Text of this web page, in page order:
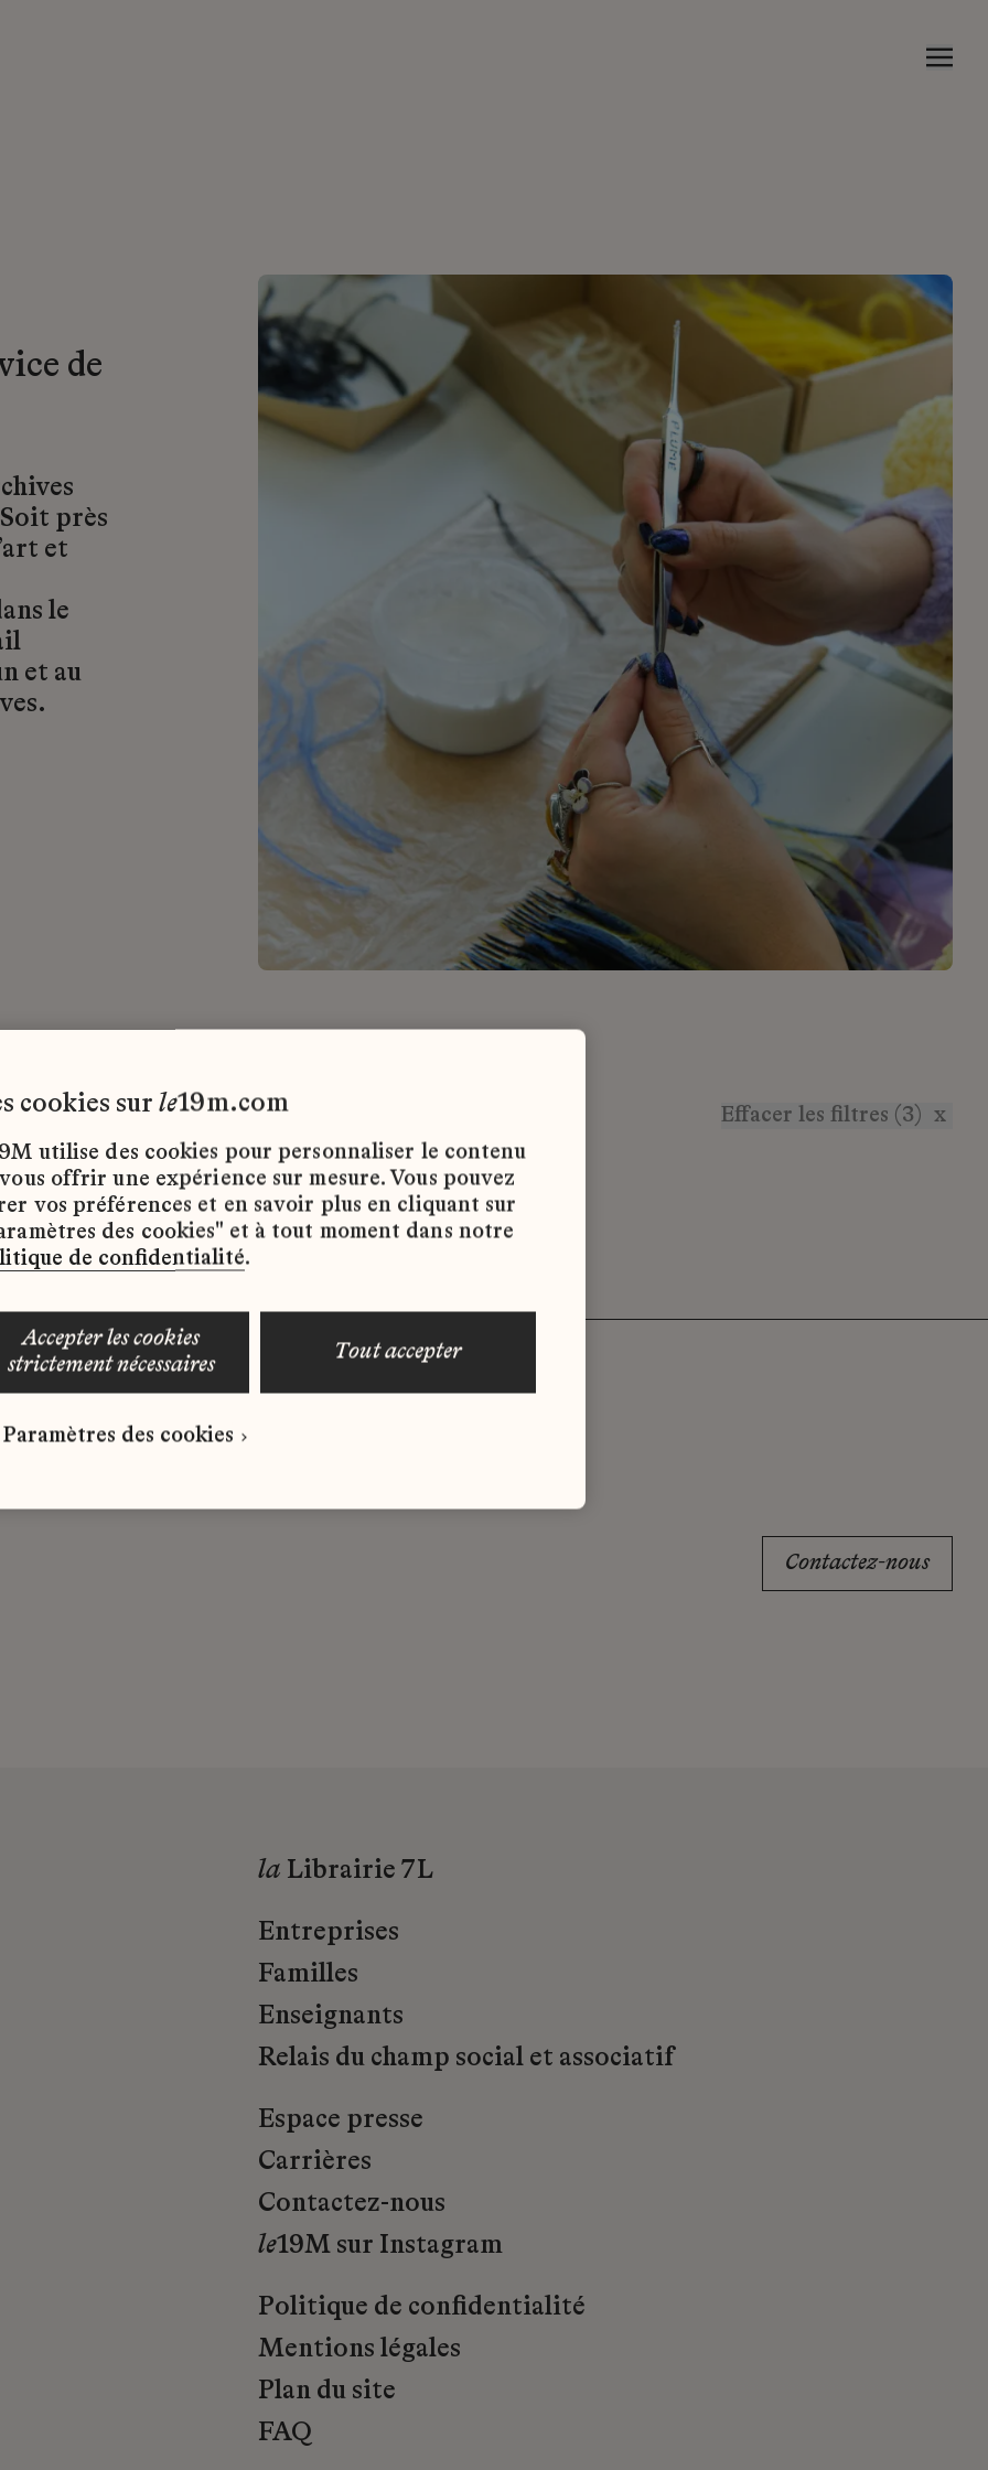
de
près
et
le
et au
Effacer les filtres (3) x
d’emploi disponibles pour le moment.
correspond à votre profil ?
spontanée dès maintenant.
Contactez-nous
la Librairie 7L
Entreprises
Familles
Enseignants
Relais du champ social et associatif
Espace presse
Carrières
Contactez-nous
le19M sur Instagram
Politique de confidentialité
Mentions légales
Plan du site
FAQ
cookies sur le19m.com
utilise des cookies pour personnaliser le contenu
offrir une expérience sur mesure. Vous pouvez
vos préférences et en savoir plus en cliquant sur
des cookies" et à tout moment dans notre
de confidentialité.
accepter les cookies
strictement nécessaires
tout accepter
Paramètres des cookies